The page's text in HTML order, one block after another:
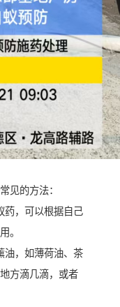
见的方法：
药，可以根据自己
。
油，如薄荷油、茶
方滴几滴，或者